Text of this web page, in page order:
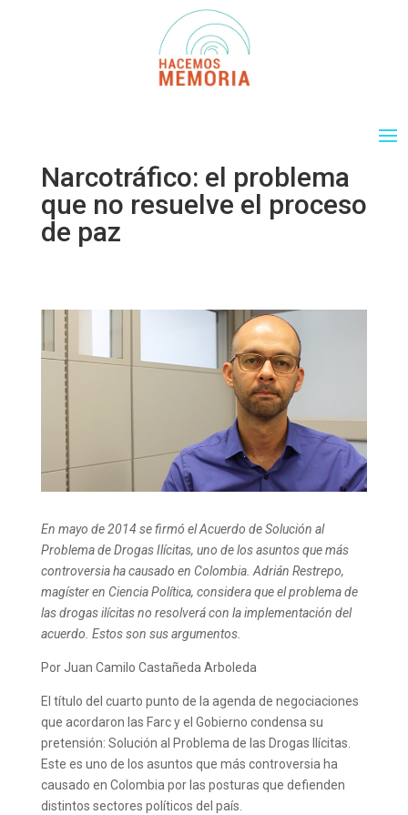
Narcotráfico: el problema
que no resuelve el proceso
de paz
En mayo de 2014 se firmó el Acuerdo de Solución al
Problema de Drogas Ilícitas, uno de los asuntos que más
controversia ha causado en Colombia. Adrián Restrepo,
magíster en Ciencia Política, considera que el problema de
las drogas ilícitas no resolverá con la implementación del
acuerdo. Estos son sus argumentos.
Por Juan Camilo Castañeda Arboleda
El título del cuarto punto de la agenda de negociaciones
que acordaron las Farc y el Gobierno condensa su
pretensión: Solución al Problema de las Drogas Ilícitas.
Este es uno de los asuntos que más controversia ha
causado en Colombia por las posturas que defienden
distintos sectores políticos del país.